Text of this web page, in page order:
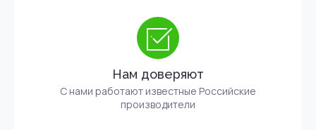
Нам доверяют
С нами работают известные Российские
производители